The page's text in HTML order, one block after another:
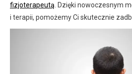
fizjoterapeutą . Dzięki nowoczesnym
i terapii, pomożemy Ci skutecznie